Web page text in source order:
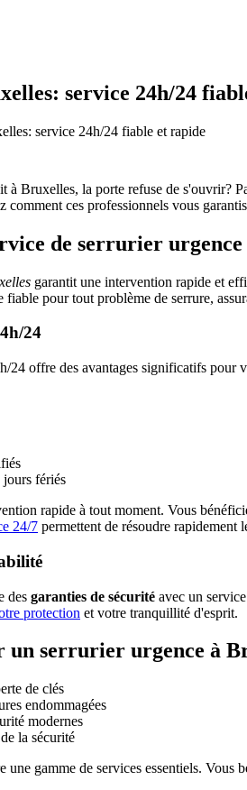
service 24h/24
service 24h/24 fiable et rapide
à Bruxelles, la porte refuse de s'ouvrir?
comment ces professionnels vous
de serrurier urgence
garantit une intervention rapide et
pour tout problème de serrure,
24
24 offre des avantages significatifs
jours fériés
rapide à tout moment. Vous
24/7 permettent de résoudre rapidement
des garanties de sécurité avec un
protection et votre tranquillité d'esprit.
un serrurier urgence à
de clés
endommagées
modernes
la sécurité
gamme de services essentiels. Vous